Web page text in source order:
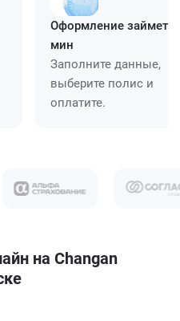
Оформление займет
мин
Заполните данные,
выберите полис и
оплатите.
на Changan